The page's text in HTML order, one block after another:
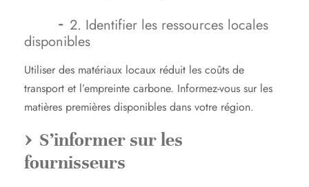
2. Identifier les ressources locales
disponibles
Utiliser des matériaux locaux réduit les coûts de
transport et l’empreinte carbone. Informez-vous sur les
matières premières disponibles dans votre région.
S’informer sur les
fournisseurs